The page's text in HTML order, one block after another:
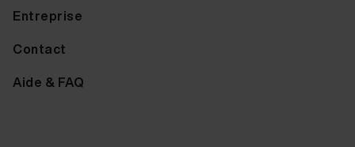
Entreprise
Contact
Aide & FAQ